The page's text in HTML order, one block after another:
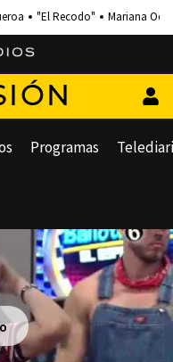
"El Recodo" Mariana
Programas